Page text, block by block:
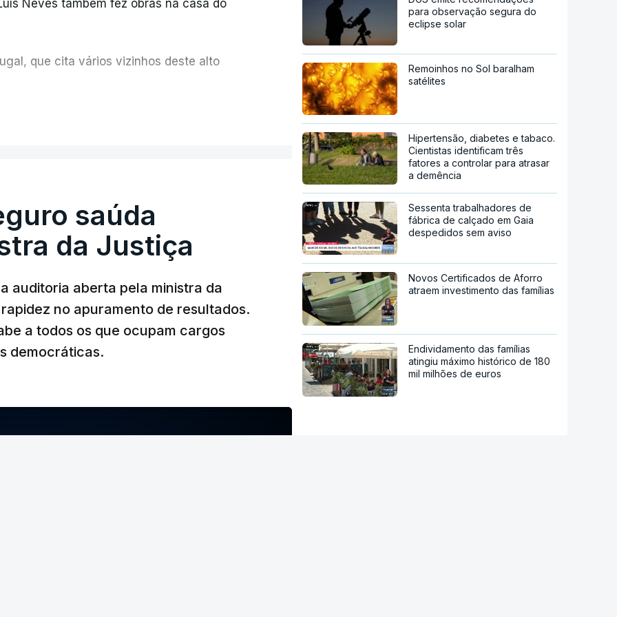
Neves também fez obras na casa do
que cita vários vizinhos deste alto
saúda
da Justiça
auditoria aberta pela ministra da
no apuramento de resultados.
a todos os que ocupam cargos
democráticas.
para observação segura do
eclipse solar
Remoinhos no Sol baralham
satélites
Hipertensão, diabetes e tabaco.
Cientistas identificam três
fatores a controlar para atrasar
a demência
Sessenta trabalhadores de
fábrica de calçado em Gaia
despedidos sem aviso
Novos Certificados de Aforro
atraem investimento das famílias
Endividamento das famílias
atingiu máximo histórico de 180
mil milhões de euros